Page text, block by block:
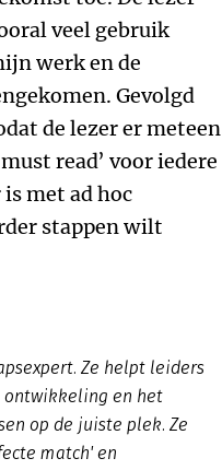
veel gebruik
werk en de
Gevolgd
de lezer er meteen
read’ voor iedere
met ad hoc
stappen wilt
Ze helpt leiders
en het
op de juiste plek. Ze
match' en